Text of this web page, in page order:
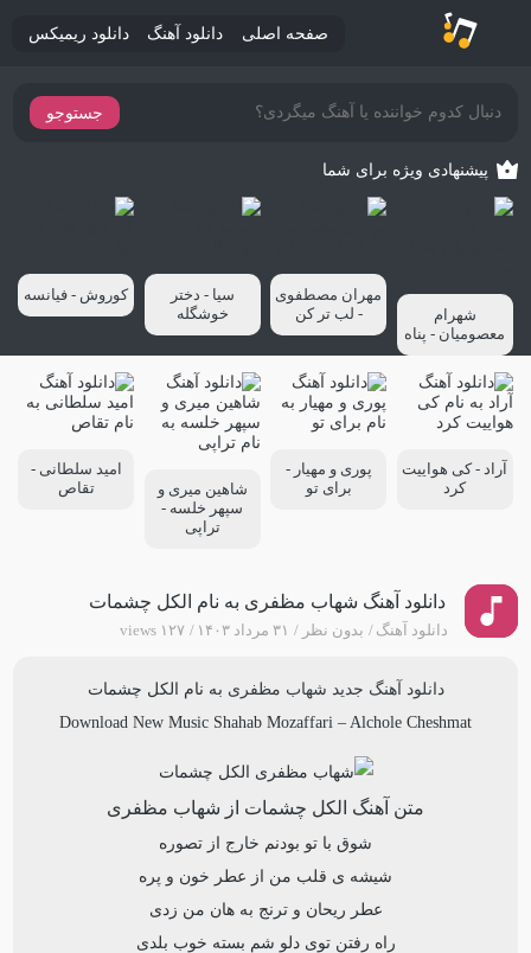
صفحه اصلی دانلود آهنگ دانلود ریمیکس
جستوجو
پیشنهادی ویژه برای شما
شهرام
معصومیان - پناه
مهران مصطفوی
- لب تر کن
سیا - دختر
خوشگله
کوروش - فیانسه
آراد - کی هواییت
کرد
پوری و مهیار -
برای تو
شاهین میری و
سپهر خلسه -
تراپی
امید سلطانی -
تقاص
دانلود آهنگ شهاب مظفری به نام الکل چشمات
دانلود آهنگ بدون نظر ۳۱ مرداد ۱۴۰۳ ۱۲۷ views
دانلود آهنگ جدید شهاب مظفری به نام الکل چشمات
Download New Music Shahab Mozaffari – Alchole Cheshmat
متن آهنگ الکل چشمات از شهاب مظفری
شوق با تو بودنم خارج از تصوره
شیشه ی قلب من از عطر خون و پره
عطر ریحان و ترنج به هان من زدی
راه رفتن توی دلو شم بسته خوب بلدی